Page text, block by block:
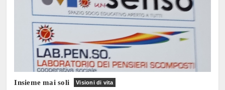
Insieme mai soli Visioni di vita